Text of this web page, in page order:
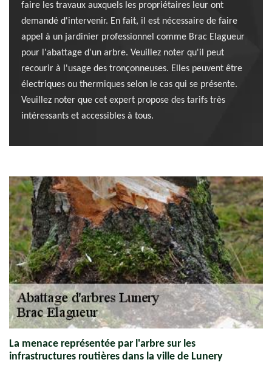
faire les travaux auxquels les propriétaires leur ont
demandé d'intervenir. En fait, il est nécessaire de faire
appel à un jardinier professionnel comme Brac Elagueur
pour l'abattage d'un arbre. Veuillez noter qu'il peut
recourir à l'usage des tronçonneuses. Elles peuvent être
électriques ou thermiques selon le cas qui se présente.
Veuillez noter que cet expert propose des tarifs très
intéressants et accessibles à tous.
La menace représentée par l'arbre sur les
infrastructures routières dans la ville de Lunery